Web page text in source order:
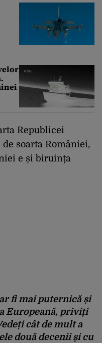
Republicei
soarta României,
e și biruința
fi mai puternică și
Europeană, priviți
cât de mult a
două decenii și cu